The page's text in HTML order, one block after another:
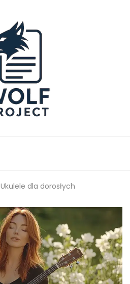
Ukulele dla dorosłych